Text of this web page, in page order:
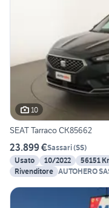
10
SEAT Tarraco CK85662
23.899 €Sassari(SS)
Usato
10/2022 56151
Rivenditore AUTOHERO